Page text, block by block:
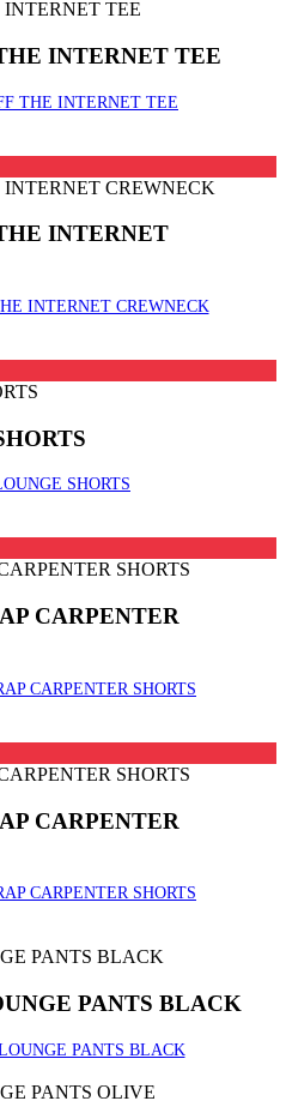
INTERNET TEE
THE INTERNET TEE
INTERNET
INTERNET CREWNECK
SHORTS
CARPENTER
CARPENTER SHORTS
CARPENTER
CARPENTER SHORTS
PANTS BLACK
PANTS BLACK